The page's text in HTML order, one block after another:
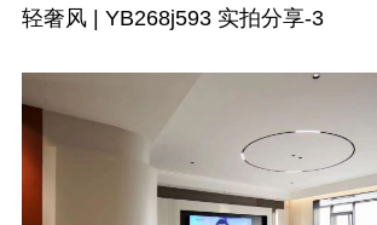
轻奢风 | YB268j593 实拍分享-3